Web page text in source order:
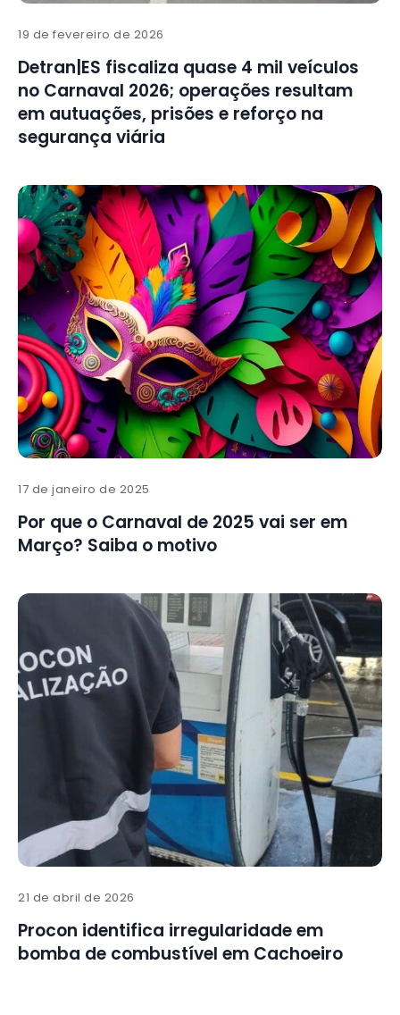
19 de fevereiro de 2026
Detran|ES fiscaliza quase 4 mil veículos
no Carnaval 2026; operações resultam
em autuações, prisões e reforço na
segurança viária
17 de janeiro de 2025
Por que o Carnaval de 2025 vai ser em
Março? Saiba o motivo
21 de abril de 2026
Procon identifica irregularidade em
bomba de combustível em Cachoeiro